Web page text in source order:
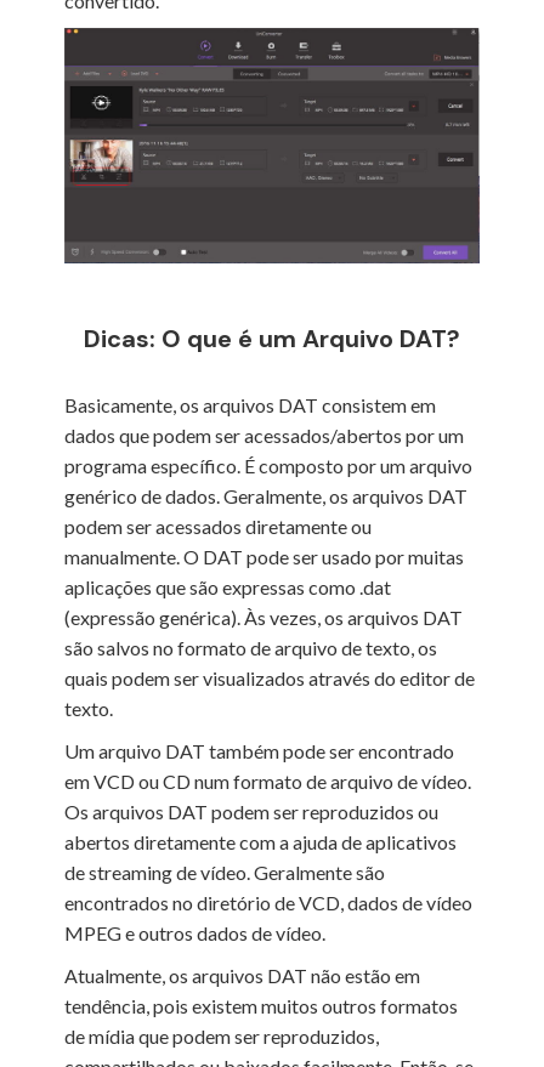
Dicas: O que é um Arquivo DAT?
Basicamente, os arquivos DAT consistem em
dados que podem ser acessados/abertos por um
programa específico. É composto por um arquivo
genérico de dados. Geralmente, os arquivos DAT
podem ser acessados diretamente ou
manualmente. O DAT pode ser usado por muitas
aplicações que são expressas como .dat
(expressão genérica). Às vezes, os arquivos DAT
são salvos no formato de arquivo de texto, os
quais podem ser visualizados através do editor de
texto.
Um arquivo DAT também pode ser encontrado
em VCD ou CD num formato de arquivo de vídeo.
Os arquivos DAT podem ser reproduzidos ou
abertos diretamente com a ajuda de aplicativos
de streaming de vídeo. Geralmente são
encontrados no diretório de VCD, dados de vídeo
MPEG e outros dados de vídeo.
Atualmente, os arquivos DAT não estão em
tendência, pois existem muitos outros formatos
de mídia que podem ser reproduzidos,